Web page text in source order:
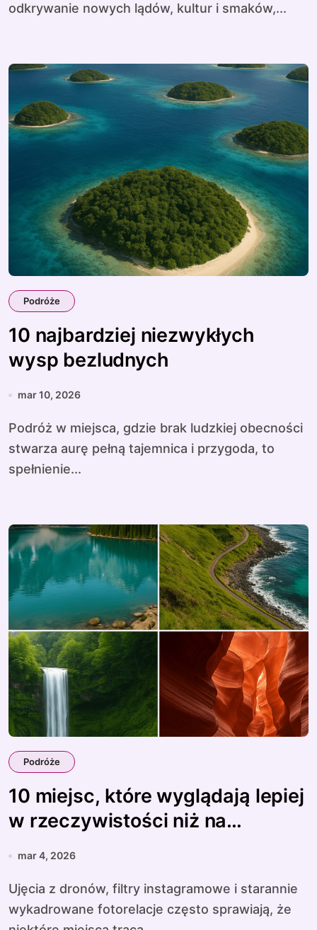
odkrywanie nowych lądów, kultur i smaków,...
Podróże
10 najbardziej niezwykłych
wysp bezludnych
mar 10, 2026
Podróż w miejsca, gdzie brak ludzkiej obecności
stwarza aurę pełną tajemnica i przygoda, to
spełnienie...
Podróże
10 miejsc, które wyglądają lepiej
w rzeczywistości niż na
zdjęciach
mar 4, 2026
Ujęcia z dronów, filtry instagramowe i starannie
wykadrowane fotorelacje często sprawiają, że